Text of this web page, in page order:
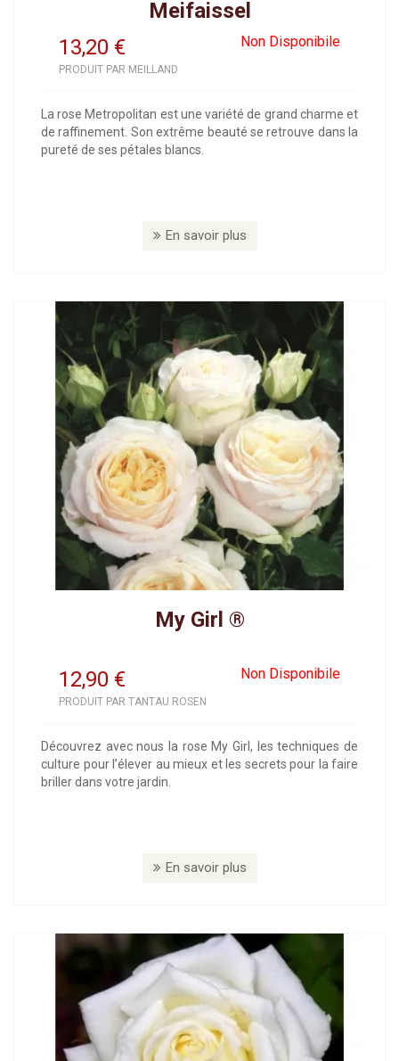
Meifaissel
13,20
Non Disponibile
€
PRODUIT PAR MEILLAND
La rose Metropolitan est une variété de grand charme et
de raffinement. Son extrême beauté se retrouve dans la
pureté de ses pétales blancs.
En savoir plus
My Girl ®
12,90 Non Disponibile
€
PRODUIT PAR TANTAU ROSEN
Découvrez avec nous la rose My Girl, les techniques de
culture pour l’élever au mieux et les secrets pour la faire
briller dans votre jardin.
En savoir plus